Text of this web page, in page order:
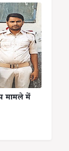
मामले में